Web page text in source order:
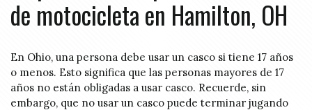
de motocicleta en Hamilton, OH
En Ohio, una persona debe usar un casco si tiene 17 años
o menos. Esto significa que las personas mayores de 17
años no están obligadas a usar casco. Recuerde, sin
embargo, que no usar un casco puede terminar jugando